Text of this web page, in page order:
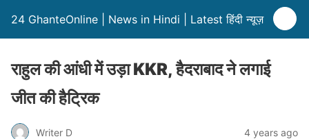
24 GhanteOnline | News in Hindi | Latest हिंदी न्यूज़
राहुल की आंधी में उड़ा KKR, हैदराबाद ने लगाई
जीत की हैट्रिक
Writer D 4 years ago